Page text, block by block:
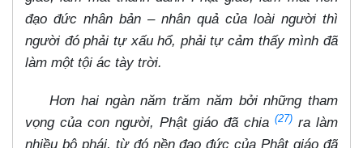
đạo đức nhân bản – nhân quả của loài người thì
người đó phải tự xấu hổ, phải tự cảm thấy mình đã
làm một tội ác tày trời.
Hơn hai ngàn năm trăm năm bởi những tham
vọng của con người, Phật giáo đã chia (27) ra làm
nhiều bộ phái, từ đó nền đạo đức của Phật giáo đã